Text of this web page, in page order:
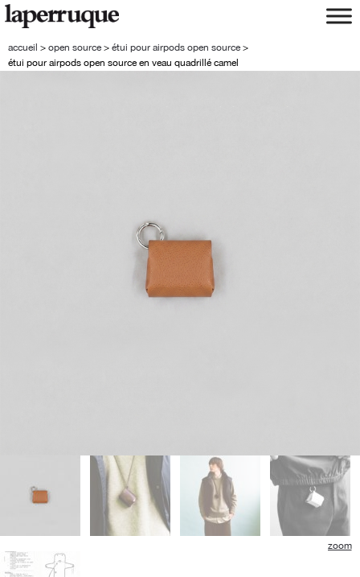
aller
navigation
aller
au
accueil > open source > étui pour airpods open source >
étui pour airpods open source en veau quadrillé camel